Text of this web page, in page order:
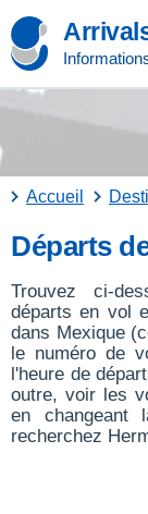
Accueil
Départs
Trouvez ci-
départs en vol
dans Mexique
le numéro de
l'heure de
outre, voir les
en changeant
recherchez